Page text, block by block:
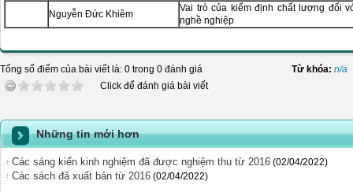
Nguyễn Đức Khiêm
Vai trò của kiểm định chất lượng đối
nghề nghiệp
Tổng số điểm của bài viết là: 0 trong 0 đánh giá
Click để đánh giá bài viết
Từ khóa: n/a
Những tin mới hơn
Các sáng kiến kinh nghiệm đã được nghiệm thu từ 2016 (02/04/2022)
Các sách đã xuất bản từ 2016 (02/04/2022)